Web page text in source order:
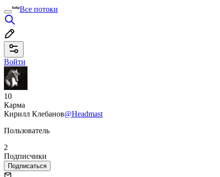
Все потоки
Войти
10
Карма
Кирилл Клебанов@Headmast
Пользователь
2
Подписчики
Подписаться